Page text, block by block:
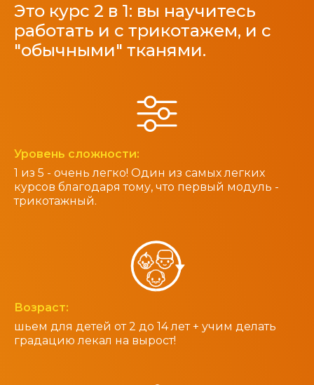
Это курс 2 в 1: вы научитесь
работать и с трикотажем, и с
"обычными" тканями.
Уровень сложности:
1 из 5 - очень легко! Один из самых легких
курсов благодаря тому, что первый модуль -
трикотажный.
Возраст:
шьем для детей от 2 до 14 лет + учим делать
градацию лекал на вырост!